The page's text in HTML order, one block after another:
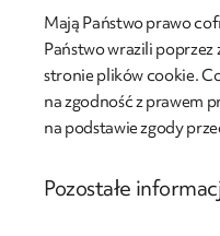
Mają Państwo prawo
Państwo wrazili poprzez
stronie plików cookie.
na zgodność z prawem
na podstawie zgody
Pozostałe